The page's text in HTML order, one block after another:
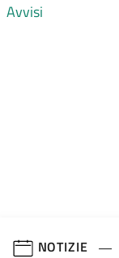
Avvisi
NOTIZIE